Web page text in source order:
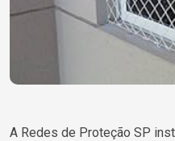
A Redes de Proteção SP